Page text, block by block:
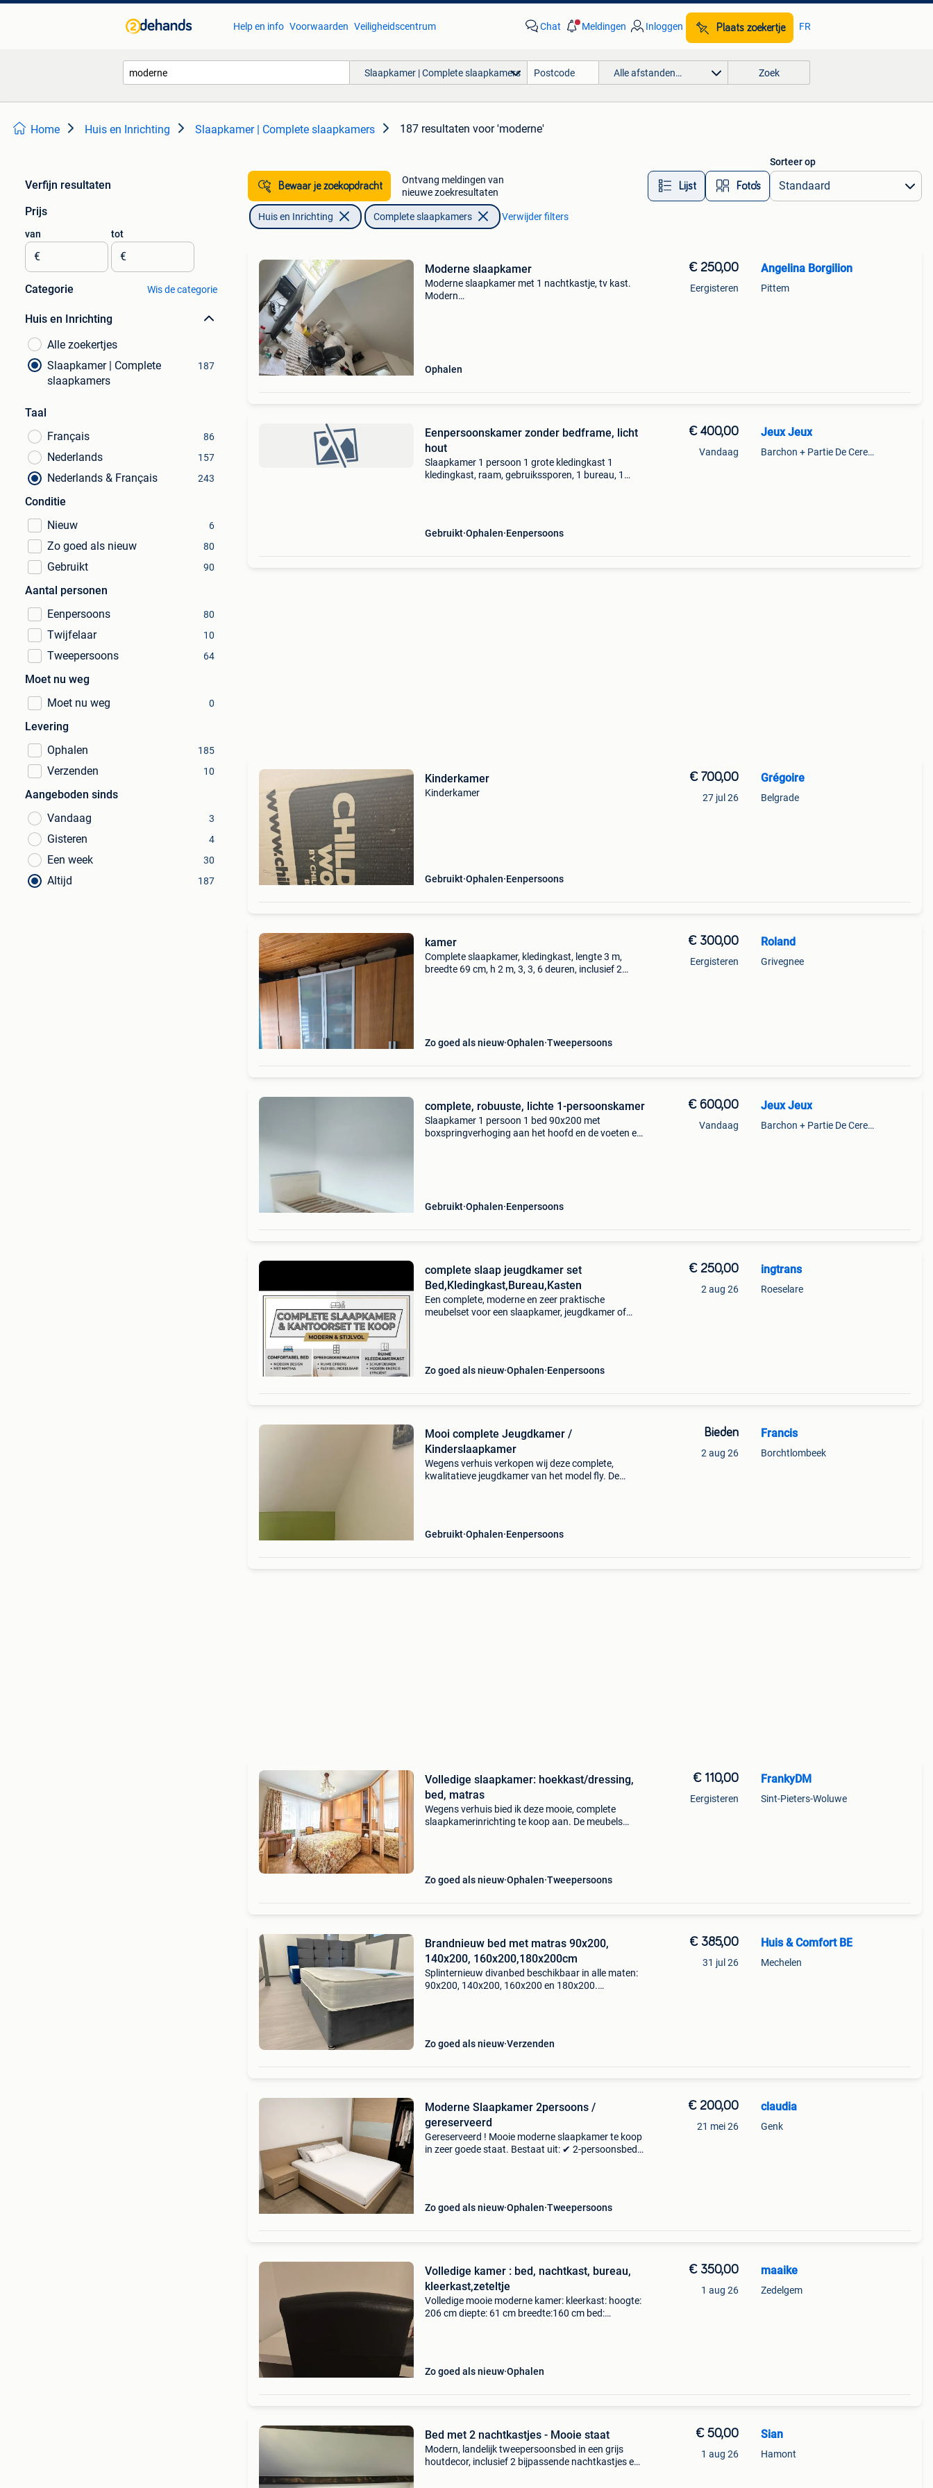
Help en info Voorwaarden Veiligheidscentrum Chat Meldingen Inloggen Plaats zoekertje FR
Slaapkamer | Complete slaapkamers Alle afstanden… Zoek
Home Huis en Inrichting Slaapkamer | Complete slaapkamers 187 resultaten voor 'moderne'
Verfijn resultaten
Prijs
van
€
tot
€
Categorie Wis de categorie
Huis en Inrichting
Alle zoekertjes
Slaapkamer | Complete
slaapkamers
187
Taal
Français
86
Nederlands 157
Nederlands & Français 243
Conditie
Nieuw
6
Zo goed als nieuw 80
Gebruikt 90
Aantal personen
Eenpersoons
80
Twijfelaar 10
Tweepersoons 64
Moet nu weg
Moet nu weg
0
Levering
Ophalen
185
Verzenden 10
Aangeboden sinds
Vandaag
3
Gisteren 4
Een week 30
Altijd 187
Bewaar je zoekopdracht
Ontvang meldingen van
nieuwe zoekresultaten
Lijst Foto’s
Sorteer op
Huis en Inrichting Complete slaapkamers Verwijder filters
Moderne slaapkamer
Moderne slaapkamer met 1 nachtkastje, tv kast.
Modern…
Ophalen
€ 250,00
Eergisteren
Angelina Borgilion
Pittem
Eenpersoonskamer zonder bedframe, licht
hout
Slaapkamer 1 persoon 1 grote kledingkast 1
kledingkast, raam, gebruikssporen, 1 bureau, 1
Gebruikt Ophalen Eenpersoons
€ 400,00
Vandaag
Jeux Jeux
Barchon + Partie De Cerexhe - Heuseux, De Evegnee - Tignee
Kinderkamer
Kinderkamer
Gebruikt Ophalen Eenpersoons
€ 700,00
27 jul 26
Grégoire
Belgrade
kamer
Complete slaapkamer, kledingkast, lengte 3 m,
breedte 69 cm, h 2 m, 3, 3, 6 deuren, inclusief 2
Zo goed als nieuw Ophalen Tweepersoons
€ 300,00
Eergisteren
Roland
Grivegnee
complete, robuuste, lichte 1-persoonskamer
Slaapkamer 1 persoon 1 bed 90x200 met
boxspringverhoging aan het hoofd en de voeten en
Gebruikt Ophalen Eenpersoons
€ 600,00
Vandaag
Jeux Jeux
Barchon + Partie De Cerexhe - Heuseux, De Evegnee - Tignee
complete slaap jeugdkamer set
Bed,Kledingkast,Bureau,Kasten
Een complete, moderne en zeer praktische
meubelset voor een slaapkamer, jeugdkamer of
Zo goed als nieuw Ophalen Eenpersoons
€ 250,00
2 aug 26
ingtrans
Roeselare
Mooi complete Jeugdkamer /
Kinderslaapkamer
Wegens verhuis verkopen wij deze complete,
kwalitatieve jeugdkamer van het model fly. De
Gebruikt Ophalen Eenpersoons
Bieden
2 aug 26
Francis
Borchtlombeek
Volledige slaapkamer: hoekkast/dressing,
bed, matras
Wegens verhuis bied ik deze mooie, complete
slaapkamerinrichting te koop aan. De meubels
Zo goed als nieuw Ophalen Tweepersoons
€ 110,00
Eergisteren
FrankyDM
Sint-Pieters-Woluwe
Brandnieuw bed met matras 90x200,
140x200, 160x200,180x200cm
Splinternieuw divanbed beschikbaar in alle maten:
90x200, 140x200, 160x200 en 180x200.
Zo goed als nieuw Verzenden
€ 385,00
31 jul 26
Huis & Comfort BE
Mechelen
Moderne Slaapkamer 2persoons /
gereserveerd
Gereserveerd ! Mooie moderne slaapkamer te koop
in zeer goede staat. Bestaat uit: ✔ 2-persoonsbed
Zo goed als nieuw Ophalen Tweepersoons
€ 200,00
21 mei 26
claudia
Genk
Volledige kamer : bed, nachtkast, bureau,
kleerkast,zeteltje
Volledige mooie moderne kamer: kleerkast: hoogte:
206 cm diepte: 61 cm breedte:160 cm bed:
Zo goed als nieuw Ophalen
€ 350,00
1 aug 26
maaike
Zedelgem
Bed met 2 nachtkastjes - Mooie staat
Modern, landelijk tweepersoonsbed in een grijs
houtdecor, inclusief 2 bijpassende nachtkastjes en
€ 50,00
1 aug 26
Sian
Hamont